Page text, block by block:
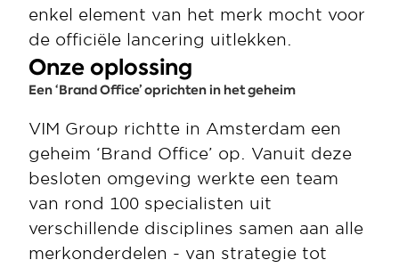
enkel element van het merk mocht voor
de officiële lancering uitlekken.
Onze oplossing
Een ‘Brand Office’ oprichten in het geheim
VIM Group richtte in Amsterdam een
geheim ‘Brand Office’ op. Vanuit deze
besloten omgeving werkte een team
van rond 100 specialisten uit
verschillende disciplines samen aan alle
merkonderdelen - van strategie tot